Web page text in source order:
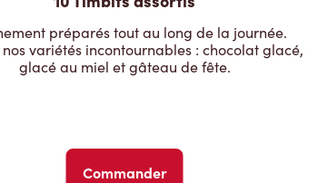
préparés tout au long de la journée.
nos variétés incontournables : chocolat glacé,
glacé au miel et gâteau de fête.
Commander